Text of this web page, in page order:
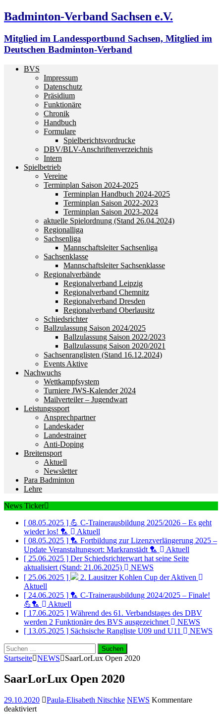
Badminton-Verband Sachsen e.V.
Mitglied im Landessportbund Sachsen, Mitglied im
Deutschen Badminton-Verband
BVS
Impressum
Datenschutz
Präsidium
Funktionäre
Chronik
Handbuch
Formulare
Spielberichtsvordrucke
DBV/BLV-Anschriftenverzeichnis
Intern
Spielbetrieb
Vereine
Terminplan Saison 2024-2025
Terminplan Handbuch 2024-2025
Terminplan Saison 2022-2023
Terminplan Saison 2023-2024
aktuelle Spielordnung (Stand 26.04.2024)
Regionalliga
Sachsenliga
Mannschaftsleiter Sachsenliga
Sachsenklasse
Mannschaftsleiter Sachsenklasse
Regionalverbände
Regionalverband Leipzig
Regionalverband Chemnitz
Regionalverband Dresden
Regionalverband Oberlausitz
Schiedsrichter
Ballzulassung Saison 2024/2025
Ballzulassung Saison 2022/2023
Ballzulassung Saison 2020/2021
Sachsenranglisten (Stand 16.12.2024)
Events Aktive
Nachwuchs
Wettkampfsystem
Turniere JWS-Kalender 2024
Mailverteiler – Jugendwart
Leistungssport
Ansprechpartner
Landeskader
Landestrainer
Anti-Doping
Breitensport
Aktuell
Newsletter
Para Badminton
Lehre
News Ticker
[ 08.05.2025 ] 💪 C-Trainerausbildung 2025/2026 – Es geht
wieder los! 🏸
Aktuell
[ 08.05.2025 ] 🏸 Fortbildung zur Lizenzverlängerung 2025 –
Update Veranstaltungsort: Markranstädt 🏸
Aktuell
[ 25.06.2025 ] Der Schiedsrichterwart hat seine Seite
aktualisiert (Stand: 21.06.2025)
NEWS
[ 25.06.2025 ]
2. Lausitzer Kohlen Cup der Aktiven
Aktuell
[ 24.06.2025 ] 🏸 C-Trainerausbildung 2024/2025 – Finale!
💪🏸
Aktuell
[ 17.06.2025 ] Während des 61. Verbandstages des DBV
werden 2 Funktionäre des BVS ausgezeichnet
NEWS
[ 13.05.2025 ] Sächsische Rangliste U09 und U11
NEWS
Suchen
nach:
Startseite NEWS SaarLorLux Open 2020
SaarLorLux Open 2020
29.10.2020 Paula-Elisabeth Nitschke NEWS Kommentare
deaktiviertfür